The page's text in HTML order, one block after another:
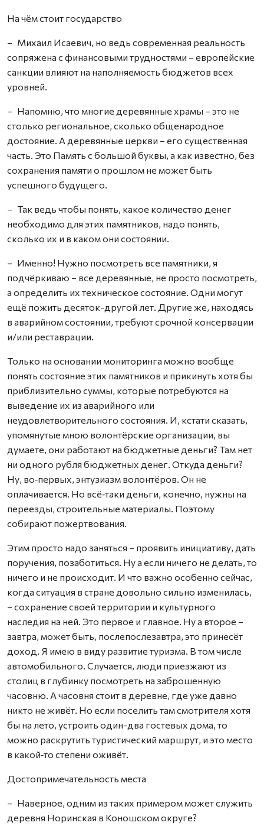
На чём стоит государство
– Михаил Исаевич, но ведь современная реальность
сопряжена с финансовыми трудностями – европейские
санкции влияют на наполняемость бюджетов всех
уровней.
– Напомню, что многие деревянные храмы – это не
столько региональное, сколько общенародное
достояние. А деревянные церкви – его существенная
часть. Это Память с большой буквы, а как известно, без
сохранения памяти о прошлом не может быть
успешного будущего.
– Так ведь чтобы понять, какое количество денег
необходимо для этих памятников, надо понять,
сколько их и в каком они состоянии.
– Именно! Нужно посмотреть все памятники, я
подчёркиваю – все деревянные, не просто посмотреть,
а определить их техническое состояние. Одни могут
ещё пожить десяток-другой лет. Другие же, находясь
в аварийном состоянии, требуют срочной консервации
и/или реставрации.
Только на основании мониторинга можно вообще
понять состояние этих памятников и прикинуть хотя бы
приблизительно суммы, которые потребуются на
выведение их из аварийного или
неудовлетворительного состояния. И, кстати сказать,
упомянутые мною волонтёрские организации, вы
думаете, они работают на бюджетные деньги? Там нет
ни одного рубля бюджетных денег. Откуда деньги?
Ну, во‑первых, энтузиазм волонтёров. Он не
оплачивается. Но всё‑таки деньги, конечно, нужны на
переезды, строительные материалы. Поэтому
собирают пожертвования.
Этим просто надо заняться – проявить инициативу, дать
поручения, позаботиться. Ну а если ничего не делать, то
ничего и не происходит. И что важно особенно сейчас,
когда ситуация в стране довольно сильно изменилась,
– сохранение своей территории и культурного
наследия на ней. Это первое и главное. Ну а второе –
завтра, может быть, послепослезавтра, это принесёт
доход. Я имею в виду развитие туризма. В том числе
автомобильного. Случается, люди приезжают из
столиц в глубинку посмотреть на заброшенную
часовню. А часовня стоит в деревне, где уже давно
никто не живёт. Но если поселить там смотрителя хотя
бы на лето, устроить один-два гостевых дома, то
можно раскрутить туристический маршрут, и это место
в какой‑то степени оживёт.
Достопримечательность места
– Наверное, одним из таких примером может служить
деревня Норинская в Коношском округе?